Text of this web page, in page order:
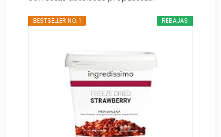
REBAJAS
BESTSELLER NO. 1